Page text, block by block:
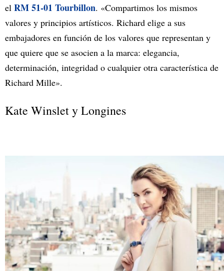
el RM 51-01 Tourbillon. «Compartimos los mismos
valores y principios artísticos. Richard elige a sus
embajadores en función de los valores que representan y
que quiere que se asocien a la marca: elegancia,
determinación, integridad o cualquier otra característica de
Richard Mille».
Kate Winslet y Longines